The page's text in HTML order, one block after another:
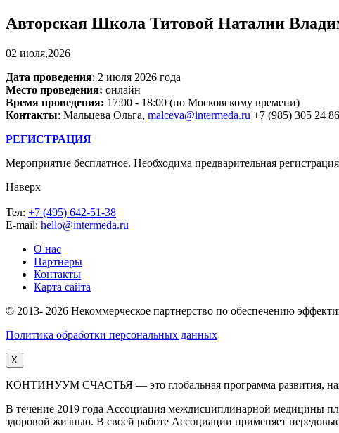
Авторская Школа Титовой Наталии
02 июля,2026
Дата проведения: 2 июля 2026 года
Место проведения: онлайн
Время проведения: 17:00 - 18:00 (по Московскому времени)
Контакты: Мальцева Ольга, malceva@intermeda.ru +7 (985) 305 24 86
РЕГИСТРАЦИЯ
Мероприятие бесплатное. Необходима предварительная
Наверх
Тел: +7 (495) 642-51-38
E-mail: hello@intermeda.ru
О нас
Партнеры
Контакты
Карта сайта
© 2013- 2026 Некоммерческое партнерство по обеспечению
Политика обработки персональных данных
X
КОНТИНУУМ СЧАСТЬЯ — это глобальная программа развития,
В течение 2019 года Ассоциация междисциплинарной медицины
здоровой жизнью. В своей работе Ассоциации применяет